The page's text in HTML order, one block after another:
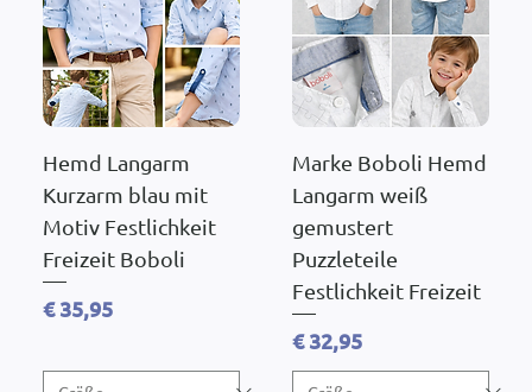
Hemd Langarm
Kurzarm blau mit
Motiv Festlichkeit
Freizeit Boboli
Preis
€ 35,95
Marke Boboli Hemd
Langarm weiß
gemustert
Puzzleteile
Festlichkeit Freizeit
Preis
€ 32,95